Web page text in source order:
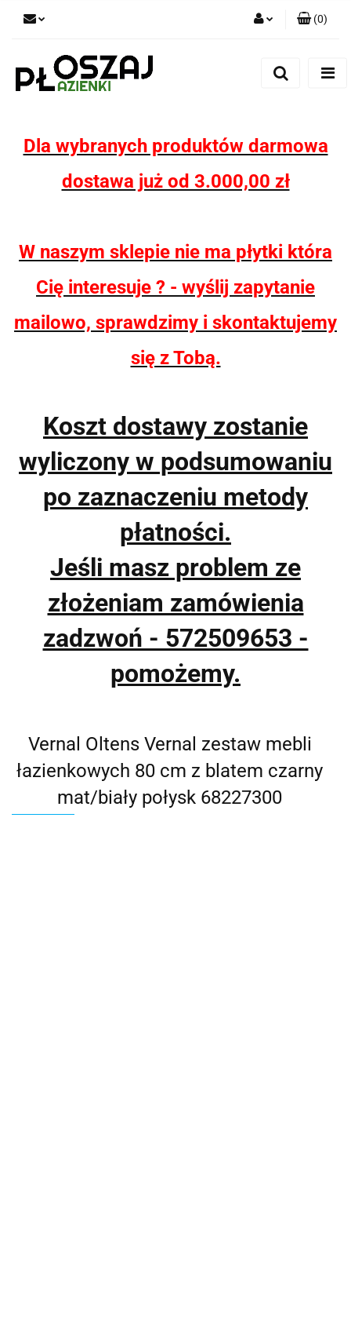
(0)
Dla wybranych produktów darmowa
dostawa już od 3.000,00 zł
W naszym sklepie nie ma płytki która
Cię interesuje ? - wyślij zapytanie
mailowo, sprawdzimy i skontaktujemy
się z Tobą.
Koszt dostawy zostanie
wyliczony w podsumowaniu
po zaznaczeniu metody
płatności.
Jeśli masz problem ze
złożeniam zamówienia
zadzwoń - 572509653 -
pomożemy.
Vernal Oltens Vernal zestaw mebli
łazienkowych 80 cm z blatem czarny
mat/biały połysk 68227300